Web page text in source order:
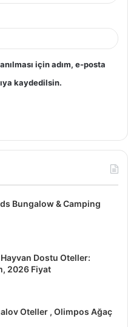
için adım, e-posta
kaydedilsin.
Bungalow & Camping
Dostu Oteller:
2026 Fiyat
Oteller , Olimpos Ağaç